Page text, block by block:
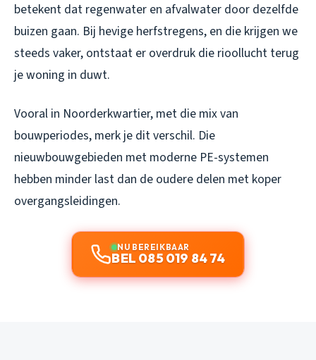
betekent dat regenwater en afvalwater door dezelfde
buizen gaan. Bij hevige herfstregens, en die krijgen we
steeds vaker, ontstaat er overdruk die rioollucht terug
je woning in duwt.
Vooral in Noorderkwartier, met die mix van
bouwperiodes, merk je dit verschil. Die
nieuwbouwgebieden met moderne PE-systemen
hebben minder last dan de oudere delen met koper
overgangsleidingen.
NU BEREIKBAAR
BEL 085 019 84 74